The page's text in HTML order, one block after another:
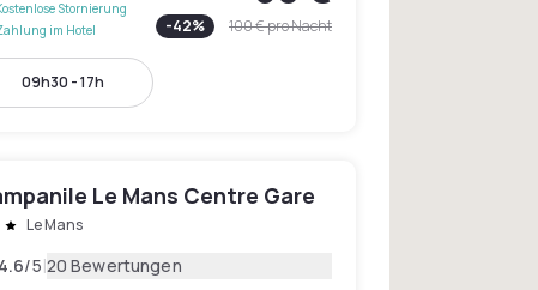
Stornierung
im Hotel
-42% 100 €pro Nacht
09h30 - 17h
Le Mans Centre Gare
Le Mans
4.6/5|20 Bewertungen